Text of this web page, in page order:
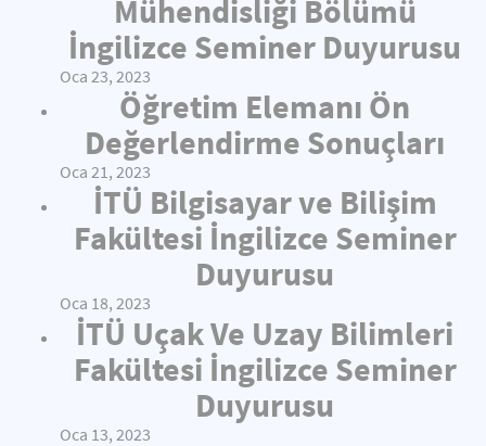
Mühendisliği Bölümü
İngilizce Seminer Duyurusu
Oca 23, 2023
Öğretim Elemanı Ön
Değerlendirme Sonuçları
Oca 21, 2023
İTÜ Bilgisayar ve Bilişim
Fakültesi İngilizce Seminer
Duyurusu
Oca 18, 2023
İTÜ Uçak Ve Uzay Bilimleri
Fakültesi İngilizce Seminer
Duyurusu
Oca 13, 2023